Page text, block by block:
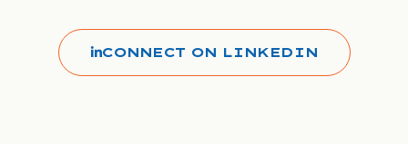
CONNECT ON LINKEDIN